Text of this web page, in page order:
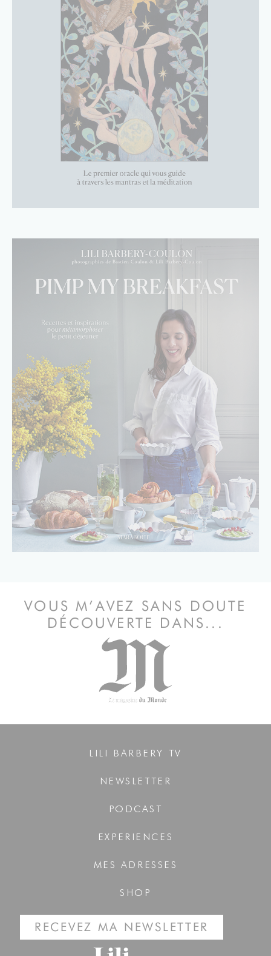
VOUS M’AVEZ SANS DOUTE
DÉCOUVERTE DANS...
LILI BARBERY TV
NEWSLETTER
PODCAST
EXPERIENCES
MES ADRESSES
SHOP
RECEVEZ MA NEWSLETTER